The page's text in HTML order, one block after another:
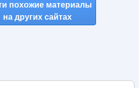
похожие материалы
на других сайтах